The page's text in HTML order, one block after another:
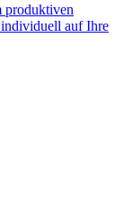
produktiven
auf Ihre